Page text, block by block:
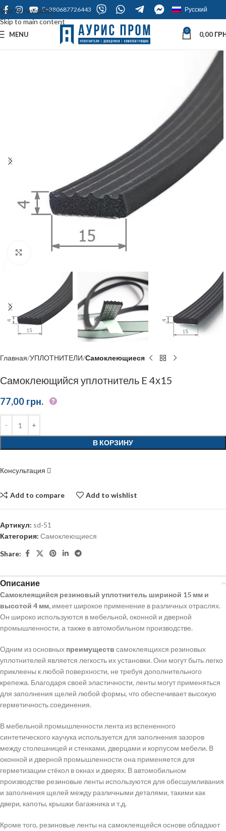
Skip to navigation
Skip to main content
+380687726443 Русский
MENU 0 0,00
Click to enlarge
Главная УПЛОТНИТЕЛИ Самоклеющиеся
Самоклеющийся уплотнитель E 4х15
77,00 грн.
В КОРЗИНУ
Консультация
Add to compare Add to wishlist
Артикул: sd-51
Категория: Самоклеющиеся
Share:
Описание
Самоклеящийся резиновый уплотнитель шириной 15 мм и
высотой 4 мм, имеет широкое применение в различных отраслях.
Он широко используются в мебельной, оконной и дверной
промышленности, а также в автомобильном производстве.
Одним из основных преимуществ самоклеящихся резиновых
уплотнителей является легкость их установки. Они могут быть легко
приклеены к любой поверхности, не требуя дополнительного
крепежа. Благодаря своей эластичности, ленты могут применяться
для заполнения щелей любой формы, что обеспечивает высокую
герметичность соединения.
В мебельной промышленности лента из вспененного
синтетического каучука используется для заполнения зазоров
между столешницей и стенками, дверцами и корпусом мебели. В
оконной и дверной промышленности она применяется для
герметизации стёкол в окнах и дверях. В автомобильном
производстве резиновые ленты используются для обесшумливания
и заполнения щелей между различными деталями, такими как
двери, капоты, крышки багажника и т.д.
Кроме того, резиновые ленты на самоклеящейся основе обладают